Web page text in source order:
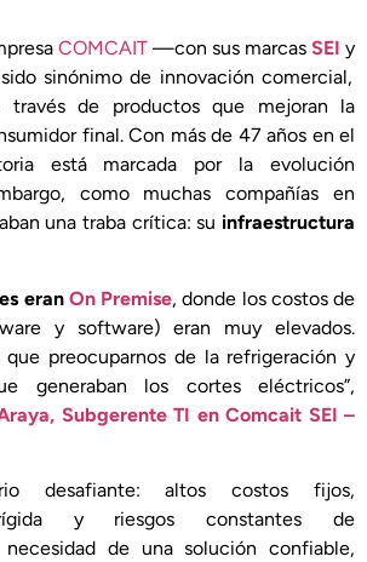
COMCAIT —con sus marcas SEI y
sinónimo de innovación comercial,
través de productos que mejoran la
final. Con más de 47 años en el
está marcada por la evolución
como muchas compañías en
una traba crítica: su infraestructura
eran On Premise, donde los costos de
y software) eran muy elevados.
que preocuparnos de la refrigeración y
generaban los cortes eléctricos”,
Subgerente TI en Comcait SEI –
desafiante: altos costos fijos,
rígida y riesgos constantes de
necesidad de una solución confiable,